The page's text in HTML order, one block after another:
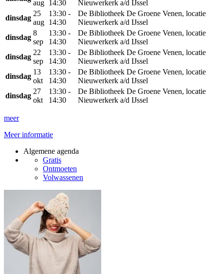
aug 14:30
Nieuwerkerk a/d IJssel
dinsdag
25
aug
13:30 -
14:30
De Bibliotheek De Groene Venen, locatie
Nieuwerkerk a/d IJssel
dinsdag
8
sep
13:30 -
14:30
De Bibliotheek De Groene Venen, locatie
Nieuwerkerk a/d IJssel
dinsdag
22
sep
13:30 -
14:30
De Bibliotheek De Groene Venen, locatie
Nieuwerkerk a/d IJssel
dinsdag
13
okt
13:30 -
14:30
De Bibliotheek De Groene Venen, locatie
Nieuwerkerk a/d IJssel
dinsdag
27
okt
13:30 -
14:30
De Bibliotheek De Groene Venen, locatie
Nieuwerkerk a/d IJssel
meer
Meer informatie
Algemene agenda
Gratis
Ontmoeten
Volwassenen